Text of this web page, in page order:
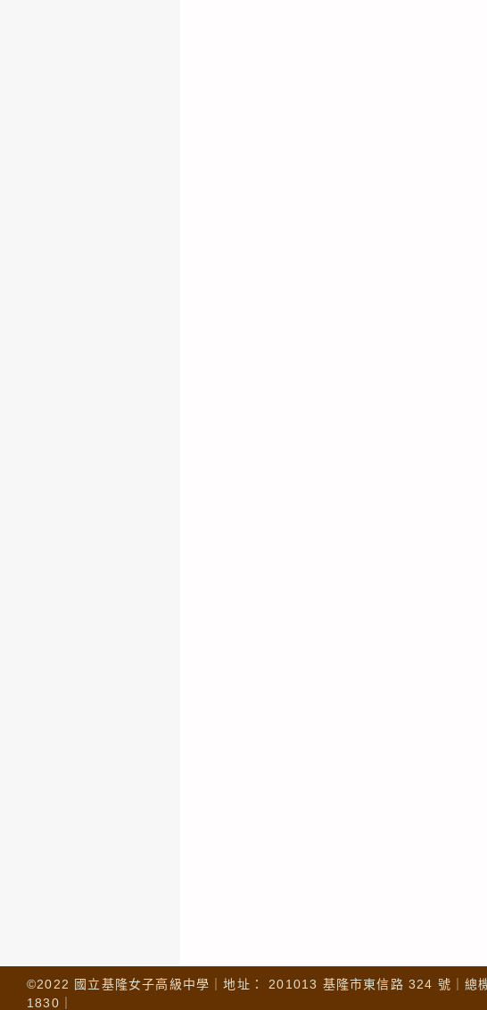
©2022 國立基隆女子高級中學｜地址： 201013 基隆市東信路 324 號｜
1830｜